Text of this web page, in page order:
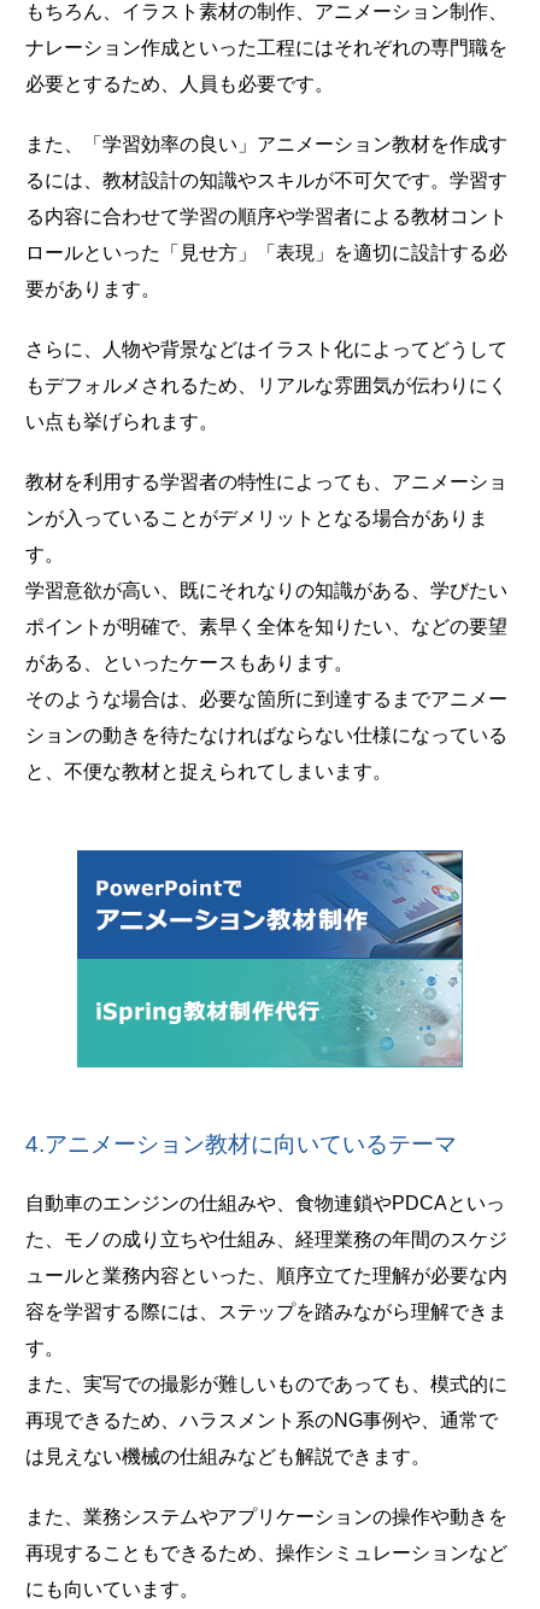
もちろん、イラスト素材の制作、アニメーション制作、
ナレーション作成といった工程にはそれぞれの専門職を
必要とするため、人員も必要です。
また、「学習効率の良い」アニメーション教材を作成す
るには、教材設計の知識やスキルが不可欠です。学習す
る内容に合わせて学習の順序や学習者による教材コント
ロールといった「見せ方」「表現」を適切に設計する必
要があります。
さらに、人物や背景などはイラスト化によってどうして
もデフォルメされるため、リアルな雰囲気が伝わりにく
い点も挙げられます。
教材を利用する学習者の特性によっても、アニメーショ
ンが入っていることがデメリットとなる場合がありま
す。
学習意欲が高い、既にそれなりの知識がある、学びたい
ポイントが明確で、素早く全体を知りたい、などの要望
がある、といったケースもあります。
そのような場合は、必要な箇所に到達するまでアニメー
ションの動きを待たなければならない仕様になっている
と、不便な教材と捉えられてしまいます。
4.アニメーション教材に向いているテーマ
自動車のエンジンの仕組みや、食物連鎖やPDCAといっ
た、モノの成り立ちや仕組み、経理業務の年間のスケジ
ュールと業務内容といった、順序立てた理解が必要な内
容を学習する際には、ステップを踏みながら理解できま
す。
また、実写での撮影が難しいものであっても、模式的に
再現できるため、ハラスメント系のNG事例や、通常で
は見えない機械の仕組みなども解説できます。
また、業務システムやアプリケーションの操作や動きを
再現することもできるため、操作シミュレーションなど
にも向いています。